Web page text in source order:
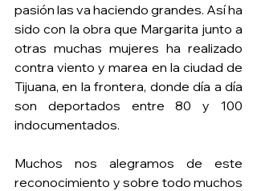
pasión las va haciendo grandes. Así ha
sido con la obra que Margarita junto a
otras muchas mujeres ha realizado
contra viento y marea en la ciudad de
Tijuana, en la frontera, donde día a día
son deportados entre 80 y 100
indocumentados.
Muchos nos alegramos de este
reconocimiento y sobre todo muchos